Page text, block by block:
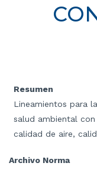
Resumen
Lineamientos para
salud ambiental
calidad de aire,
Archivo Norma